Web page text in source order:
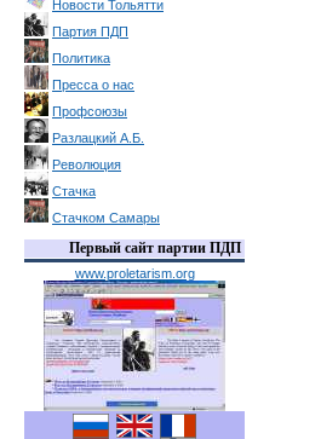
Новости Тольятти
Партия ПДП
Политика
Пресса о нас
Профсоюзы
Разлацкий А.Б.
Революция
Стачка
Стачком Самары
Первый сайт партии ПДП
www.proletarism.org